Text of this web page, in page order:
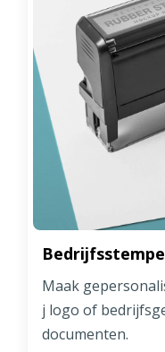
Maak
j logo of
documenten.